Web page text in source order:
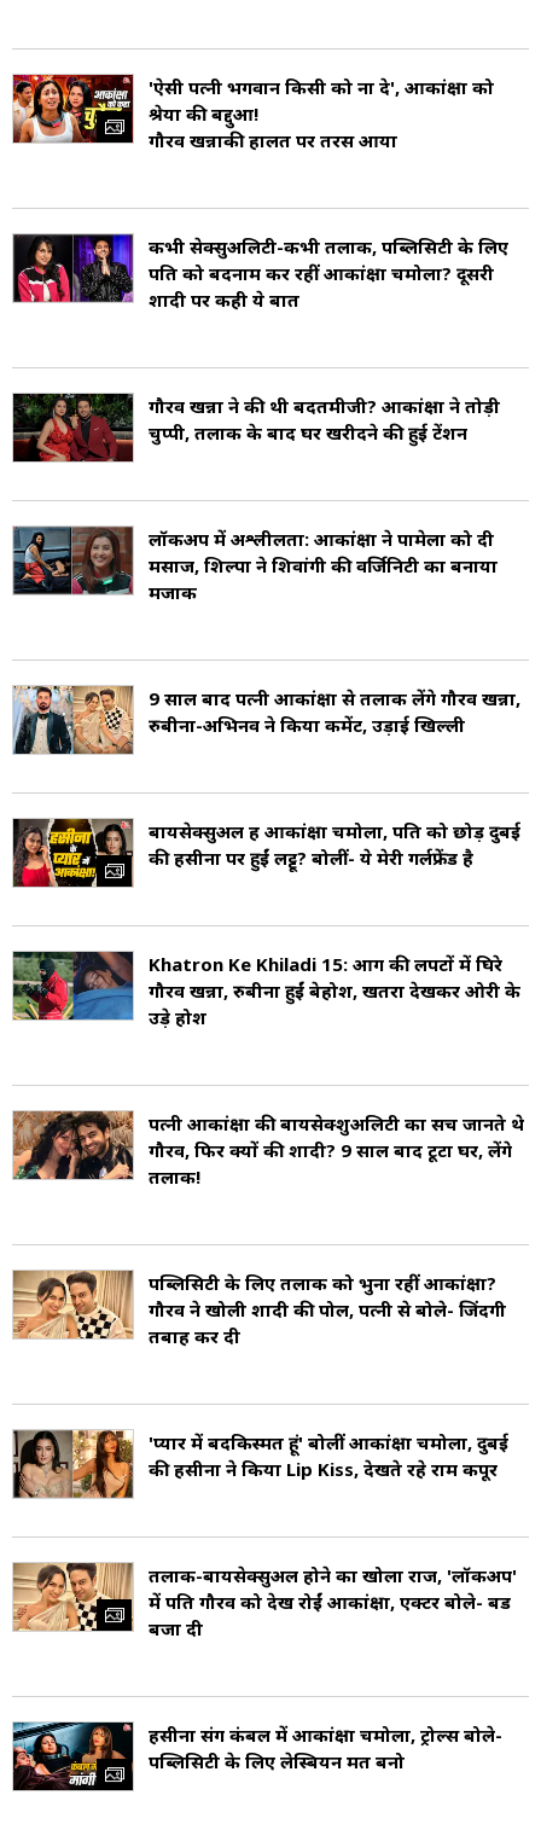
'ऐसी पत्नी भगवान किसी को ना दे', आकांक्षा को
श्रेया की बद्दुआ!
गौरव खन्नाकी हालत पर तरस आया
कभी सेक्सुअलिटी-कभी तलाक, पब्लिसिटी के लिए
पति को बदनाम कर रहीं आकांक्षा चमोला? दूसरी
शादी पर कही ये बात
गौरव खन्ना ने की थी बदतमीजी? आकांक्षा ने तोड़ी
चुप्पी, तलाक के बाद घर खरीदने की हुई टेंशन
लॉकअप में अश्लीलता: आकांक्षा ने पामेला को दी
मसाज, शिल्पा ने शिवांगी की वर्जिनिटी का बनाया
मजाक
9 साल बाद पत्नी आकांक्षा से तलाक लेंगे गौरव खन्ना,
रुबीना-अभिनव ने किया कमेंट, उड़ाई खिल्ली
बायसेक्सुअल हैं आकांक्षा चमोला, पति को छोड़ दुबई
की हसीना पर हुईं लट्टू? बोलीं- ये मेरी गर्लफ्रेंड है
Khatron Ke Khiladi 15: आग की लपटों में घिरे
गौरव खन्ना, रुबीना हुईं बेहोश, खतरा देखकर ओरी के
उड़े होश
पत्नी आकांक्षा की बायसेक्शुअलिटी का सच जानते थे
गौरव, फिर क्यों की शादी? 9 साल बाद टूटा घर, लेंगे
तलाक!
पब्लिसिटी के लिए तलाक को भुना रहीं आकांक्षा?
गौरव ने खोली शादी की पोल, पत्नी से बोले- जिंदगी
तबाह कर दी
'प्यार में बदकिस्मत हूं' बोलीं आकांक्षा चमोला, दुबई
की हसीना ने किया Lip Kiss, देखते रहे राम कपूर
तलाक-बायसेक्सुअल होने का खोला राज, 'लॉकअप'
में पति गौरव को देख रोईं आकांक्षा, एक्टर बोले- बैंड
बजा दी
हसीना संग कंबल में आकांक्षा चमोला, ट्रोल्स बोले-
पब्लिसिटी के लिए लेस्बियन मत बनो